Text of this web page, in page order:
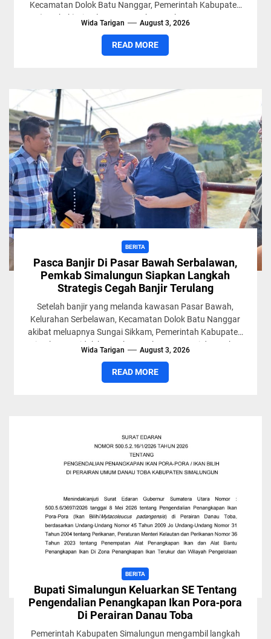
Kecamatan Dolok Batu Nanggar, Pemerintah Kabupaten
(Pemkab) Simalungun terus bergerak mempercepat
Wida Tarigan August 3, 2026
READ MORE
BERITA
Pasca Banjir Di Pasar Bawah Serbalawan,
Pemkab Simalungun Siapkan Langkah
Strategis Cegah Banjir Terulang
Setelah banjir yang melanda kawasan Pasar Bawah,
Kelurahan Serbelawan, Kecamatan Dolok Batu Nanggar
akibat meluapnya Sungai Sikkam, Pemerintah Kabupaten
Simalungun tidak hanya bergerak menangani dampak...
Wida Tarigan August 3, 2026
READ MORE
BERITA
Bupati Simalungun Keluarkan SE Tentang
Pengendalian Penangkapan Ikan Pora‑pora
Di Perairan Danau Toba
Pemerintah Kabupaten Simalungun mengambil langkah